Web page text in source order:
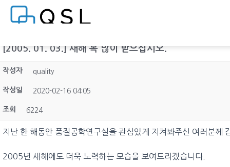
[2005. 01. 03.] 새해 복 많이 받으십시오.
작성자 quality
작성일 2020-02-16 04:05
조회 6224
지난 한 해동안 품질공학연구실을 관심있게 지켜봐주신 여러분께
2005년 새해에도 더욱 노력하는 모습을 보여드리겠습니다.